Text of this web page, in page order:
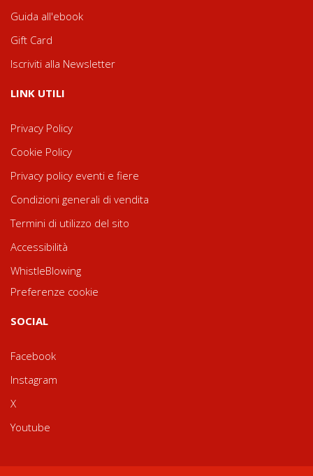
Guida all'ebook
Gift Card
Iscriviti alla Newsletter
LINK UTILI
Privacy Policy
Cookie Policy
Privacy policy eventi e fiere
Condizioni generali di vendita
Termini di utilizzo del sito
Accessibilità
WhistleBlowing
Preferenze cookie
SOCIAL
Facebook
Instagram
X
Youtube